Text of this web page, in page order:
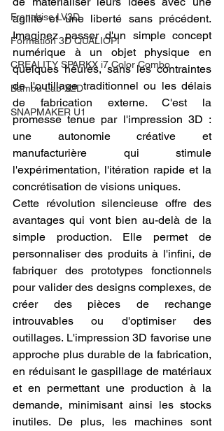
Franchise LV3D
Formation 3D QUALIOPI
CREALITY SPARKX i7 Color Combo
Bambu Lab X2D
SNAPMAKER U1
agilité et une liberté sans précédent.
Imaginez passer d'un simple concept
numérique à un objet physique en
quelques heures, sans les contraintes
de l'outillage traditionnel ou les délais
de fabrication externe. C'est la
promesse tenue par l'impression 3D :
une autonomie créative et
manufacturière qui stimule
l'expérimentation, l'itération rapide et la
concrétisation de visions uniques.
Cette révolution silencieuse offre des
avantages qui vont bien au-delà de la
simple production. Elle permet de
personnaliser des produits à l'infini, de
fabriquer des prototypes fonctionnels
pour valider des designs complexes, de
créer des pièces de rechange
introuvables ou d'optimiser des
outillages. L'impression 3D favorise une
approche plus durable de la fabrication,
en réduisant le gaspillage de matériaux
et en permettant une production à la
demande, minimisant ainsi les stocks
inutiles. De plus, les machines sont